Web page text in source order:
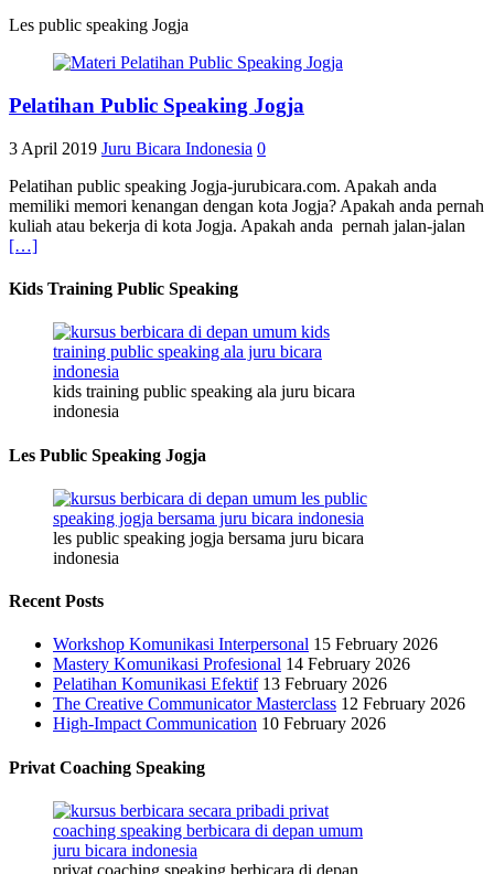
Les public speaking Jogja
Pelatihan Public Speaking Jogja
3 April 2019 Juru Bicara Indonesia 0
Pelatihan public speaking Jogja-jurubicara.com. Apakah anda
memiliki memori kenangan dengan kota Jogja? Apakah anda pernah
kuliah atau bekerja di kota Jogja. Apakah anda pernah jalan-jalan
[…]
Kids Training Public Speaking
kids training public speaking ala juru bicara
indonesia
Les Public Speaking Jogja
les public speaking jogja bersama juru bicara
indonesia
Recent Posts
Workshop Komunikasi Interpersonal 15 February 2026
Mastery Komunikasi Profesional 14 February 2026
Pelatihan Komunikasi Efektif 13 February 2026
The Creative Communicator Masterclass 12 February 2026
High-Impact Communication 10 February 2026
Privat Coaching Speaking
privat coaching speaking berbicara di depan